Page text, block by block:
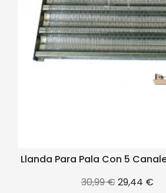
Llanda Para Pala Con 5
Precio
30,99 €Precio
29,44 €